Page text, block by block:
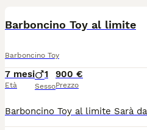
Barboncino Toy al limite
Barboncino Toy
7 mesi
Età
1
Sesso
900 €
Prezzo